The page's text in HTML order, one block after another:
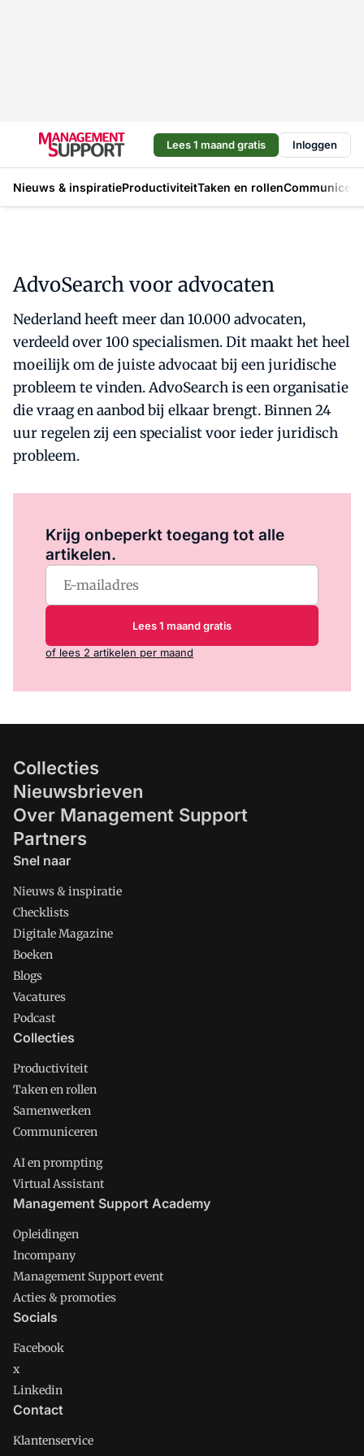
Lees 1 maand gratis Inloggen
Nieuws & inspiratieProductiviteitTaken en rollen
AdvoSearch voor advocaten
Nederland heeft meer dan 10.000 advocaten,
verdeeld over 100 specialismen. Dit maakt het heel
moeilijk om de juiste advocaat bij een juridische
probleem te vinden. AdvoSearch is een organisatie
die vraag en aanbod bij elkaar brengt. Binnen 24
uur regelen zij een specialist voor ieder juridisch
probleem.
Krijg onbeperkt toegang tot alle
artikelen.
Lees 1 maand gratis
of lees 2 artikelen per maand
Collecties
Nieuwsbrieven
Over Management Support
Partners
Snel naar
Nieuws & inspiratie
Checklists
Digitale Magazine
Boeken
Blogs
Vacatures
Podcast
Collecties
Productiviteit
Taken en rollen
Samenwerken
Communiceren
AI en prompting
Virtual Assistant
Management Support Academy
Opleidingen
Incompany
Management Support event
Acties & promoties
Socials
Facebook
x
Linkedin
Contact
Klantenservice